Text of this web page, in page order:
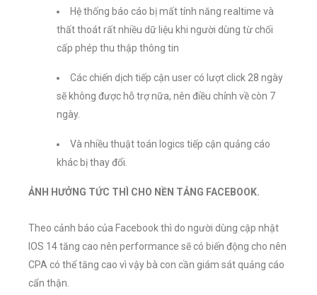
Hệ thống báo cáo bị mất tính năng realtime và
thất thoát rất nhiều dữ liệu khi người dùng từ chối
cấp phép thu thập thông tin
Các chiến dịch tiếp cận user có lượt click 28 ngày
sẽ không được hỗ trợ nữa, nên điều chỉnh về còn 7
ngày.
Và nhiều thuật toán logics tiếp cận quảng cáo
khác bị thay đổi.
ẢNH HƯỞNG TỨC THÌ CHO NỀN TẢNG FACEBOOK.
Theo cảnh báo của Facebook thì do người dùng cập nhật
IOS 14 tăng cao nên performance sẽ có biến động cho nên
CPA có thể tăng cao vì vậy bà con cần giám sát quảng cáo
cẩn thận.